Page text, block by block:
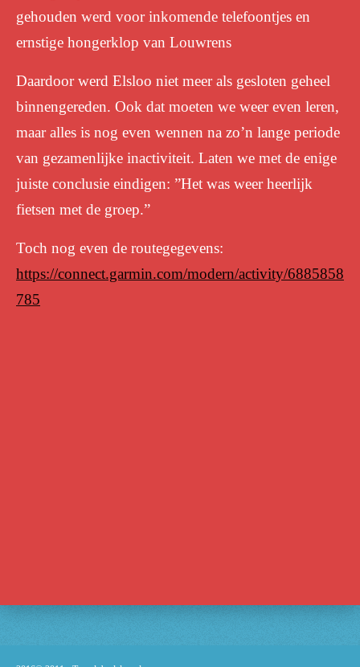
gehouden werd voor inkomende telefoontjes en
ernstige hongerklop van Louwrens
Daardoor werd Elsloo niet meer als gesloten geheel
binnengereden. Ook dat moeten we weer even leren,
maar alles is nog even wennen na zo’n lange periode
van gezamenlijke inactiviteit. Laten we met de enige
juiste conclusie eindigen: ”Het was weer heerlijk
fietsen met de groep.”
Toch nog even de routegegevens:
https://connect.garmin.com/modern/activity/6885858
785